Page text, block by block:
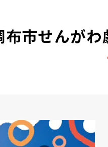
市せんがわ
劇場市民参加演劇公演『人